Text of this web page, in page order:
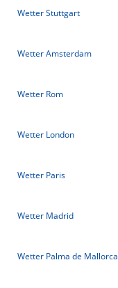
Wetter Stuttgart
Wetter Amsterdam
Wetter Rom
Wetter London
Wetter Paris
Wetter Madrid
Wetter Palma de Mallorca